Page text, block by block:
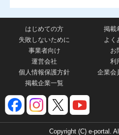
はじめての方
掲載
失敗しないために
よく
事業者向け
お
運営会社
利
個人情報保護方針
企業会
掲載企業一覧
Copyright (C) e-portal.